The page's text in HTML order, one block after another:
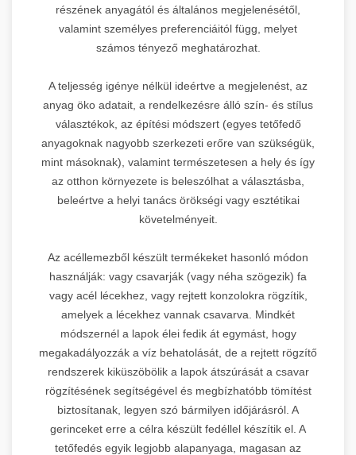
részének anyagától és általános megjelenésétől,
valamint személyes preferenciáitól függ, melyet
számos tényező meghatározhat.
A teljesség igénye nélkül ideértve a megjelenést, az
anyag öko adatait, a rendelkezésre álló szín- és stílus
választékok, az építési módszert (egyes tetőfedő
anyagoknak nagyobb szerkezeti erőre van szükségük,
mint másoknak), valamint természetesen a hely és így
az otthon környezete is beleszólhat a választásba,
beleértve a helyi tanács örökségi vagy esztétikai
követelményeit.
Az acéllemezből készült termékeket hasonló módon
használják: vagy csavarják (vagy néha szögezik) fa
vagy acél lécekhez, vagy rejtett konzolokra rögzítik,
amelyek a lécekhez vannak csavarva. Mindkét
módszernél a lapok élei fedik át egymást, hogy
megakadályozzák a víz behatolását, de a rejtett rögzítő
rendszerek kiküszöbölik a lapok átszúrását a csavar
rögzítésének segítségével és megbízhatóbb tömítést
biztosítanak, legyen szó bármilyen időjárásról. A
gerinceket erre a célra készült fedéllel készítik el. A
tetőfedés egyik legjobb alapanyaga, magasan az